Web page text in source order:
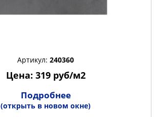
Артикул: 240360
Цена: 319 руб/м2
Подробнее
(открыть в новом окне)